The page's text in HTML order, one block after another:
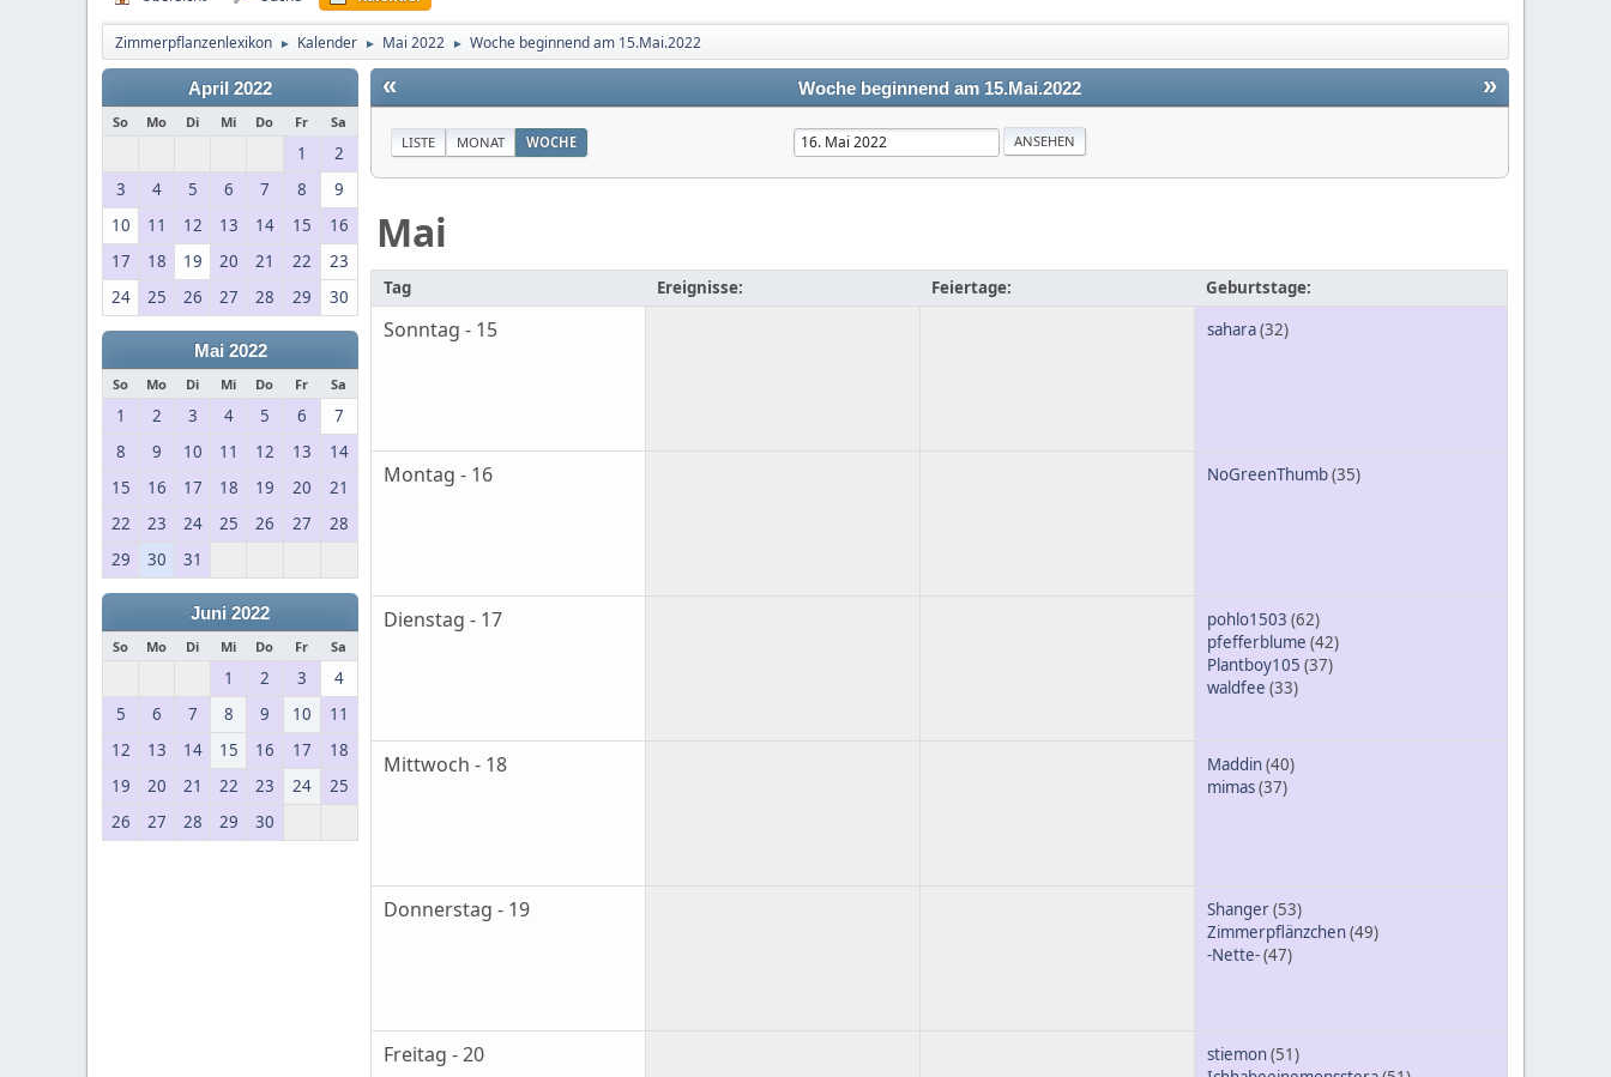
Zimmerpflanzenlexikon ► Kalender ► Mai 2022 ► Woche beginnend am 15.Mai.2022
April 2022
So Mo Di Mi Do Fr Sa
1
2
3
4 5 6 7 8
9
10
11 12 13 14 15
16
17
18 19 20 21 22
23
24
25 26 27 28 29 30
Mai 2022
So Mo Di Mi Do Fr Sa
1 2 3 4 5 6
7
8
9 10 11 12 13
14
15
16 17 18 19 20
21
22
23 24 25 26 27
28
29
30 31
Juni 2022
So Mo Di Mi Do Fr Sa
1 2 3
4
5
6 7 8 9 10
11
12
13 14 15 16 17
18
19
20 21 22 23 24
25
26
27 28 29 30
« »
Woche beginnend am 15.Mai.2022
LISTE MONAT WOCHE
Mai
Tag Ereignisse: Feiertage: Geburtstage:
Sonntag - 15 sahara(32)
Montag - 16 NoGreenThumb(35)
Dienstag - 17 pohlo1503 (62)
pfefferblume (42)
Plantboy105 (37)
waldfee (33)
Mittwoch - 18 Maddin(40)
mimas(37)
Donnerstag - 19 Shanger(53)
Zimmerpflänzchen(49)
-Nette-(47)
Freitag - 20 stiemon(51)